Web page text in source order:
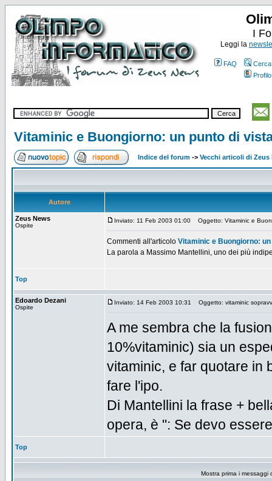
I
Leggi la
FAQ
Cerca
Profilo
Vitaminic e Buongiorno: un punto di
Indice del forum -> Vecchi articoli di Zeus
Autore
Zeus News
Ospite
Inviato: 11 Feb 2003 01:00 Oggetto: Vitaminic e
Commenti all'articolo Vitaminic e Buongiorno:
La parola a Massimo Mantellini, uno dei più
Top
Edoardo Dezani
Ospite
Inviato: 14 Feb 2003 10:31 Oggetto: vitaminic
A me sembra che la
10%vitaminic) sia un
vitaminic, e far quotare in
fare l'ipo.
Di Mantellini la frase +
opera, è ": Se devo
Top
Mostra prima i messaggi